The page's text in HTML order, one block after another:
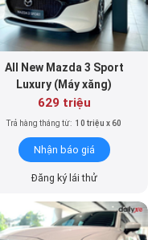
All New Mazda 3 Sport
Luxury (Máy xăng)
629 triệu
Trả hàng tháng từ: 10 triệu x 60
Nhận báo giá
Đăng ký lái thử